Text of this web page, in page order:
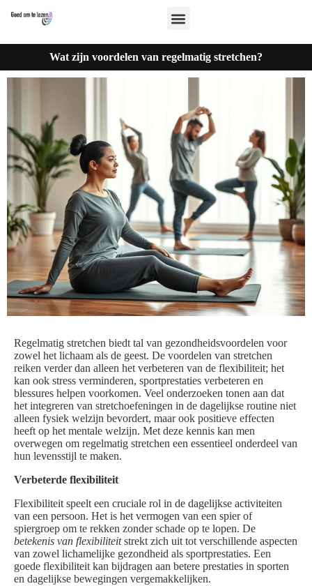
Wat zijn voordelen van regelmatig stretchen?
Regelmatig stretchen biedt tal van gezondheidsvoordelen voor
zowel het lichaam als de geest. De voordelen van stretchen
reiken verder dan alleen het verbeteren van de flexibiliteit; het
kan ook stress verminderen, sportprestaties verbeteren en
blessures helpen voorkomen. Veel onderzoeken tonen aan dat
het integreren van stretchoefeningen in de dagelijkse routine niet
alleen fysiek welzijn bevordert, maar ook positieve effecten
heeft op het mentale welzijn. Met deze kennis kan men
overwegen om regelmatig stretchen een essentieel onderdeel van
hun levensstijl te maken.
Verbeterde flexibiliteit
Flexibiliteit speelt een cruciale rol in de dagelijkse activiteiten
van een persoon. Het is het vermogen van een spier of
spiergroep om te rekken zonder schade op te lopen. De
betekenis van flexibiliteitstrekt zich uit tot verschillende aspecten
van zowel lichamelijke gezondheid als sportprestaties. Een
goede flexibiliteit kan bijdragen aan betere prestaties in sporten
en dagelijkse bewegingen vergemakkelijken.